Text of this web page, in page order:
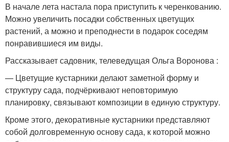
В начале лета настала пора приступить к черенкованию.
Можно увеличить посадки собственных цветущих
растений, а можно и преподнести в подарок соседям
понравившиеся им виды.
Рассказывает садовник, телеведущая Ольга Воронова :
— Цветущие кустарники делают заметной форму и
структуру сада, подчёркивают неповторимую
планировку, связывают композиции в единую структуру.
Кроме этого, декоративные кустарники представляют
собой долговременную основу сада, к которой можно